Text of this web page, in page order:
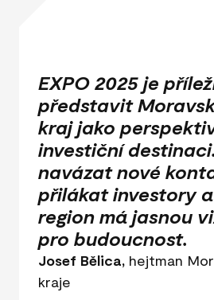
EXPO 2025 je
představit
kraj jako
investiční
navázat nové
přilákat investory
region má jasnou
pro budoucnost.
Josef Bělica, hejtman
kraje